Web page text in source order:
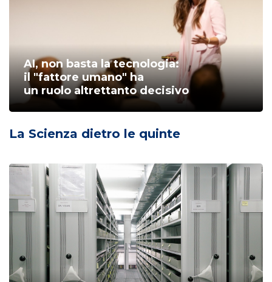
AI, non basta la tecnologia:
il "fattore umano" ha
un ruolo altrettanto decisivo
La Scienza dietro le quinte